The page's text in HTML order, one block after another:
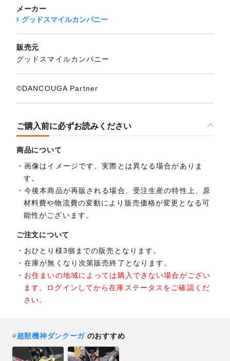
メーカー
グッドスマイルカンパニー
販売元
グッドスマイルカンパニー
©DANCOUGA Partner
ご購入前に必ずお読みください
商品について
画像はイメージです。実際とは異なる場合がありま
す。
今後本商品が再販される場合、受注生産の特性上、原
材料費や物流費の変動により販売価格が変更となる可
能性がございます。
ご注文について
おひとり様3個までの販売となります。
在庫が無くなり次第販売終了となります。
お住まいの地域によっては購入できない場合がござい
ます。ログインしてから在庫ステータスをご確認くだ
さい。
#超獣機神ダンクーガ のおすすめ